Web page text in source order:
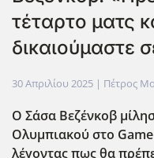
τέταρτο ματς
δικαιούμαστε
30 Απριλίου 2025 | Πέτρος
Ο Σάσα Βεζένκοβ
Ολυμπιακού στο
λέγοντας πως θα